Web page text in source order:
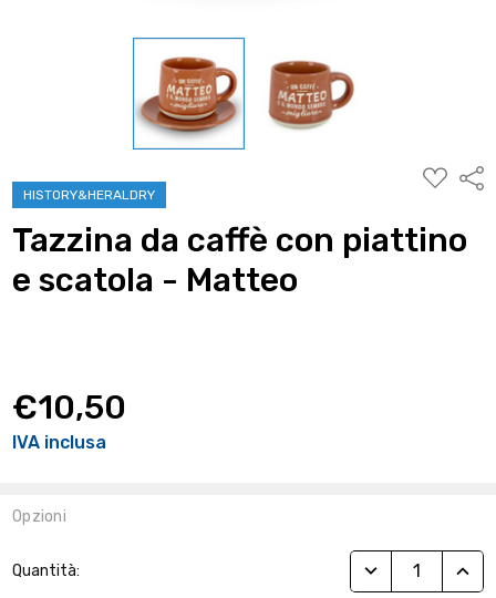
HISTORY&HERALDRY
ALLA
Tazzina da caffè con piattino
e scatola - Matteo
€10,50
IVA inclusa
Opzioni
Attuale:
Quantità: RIDUCI